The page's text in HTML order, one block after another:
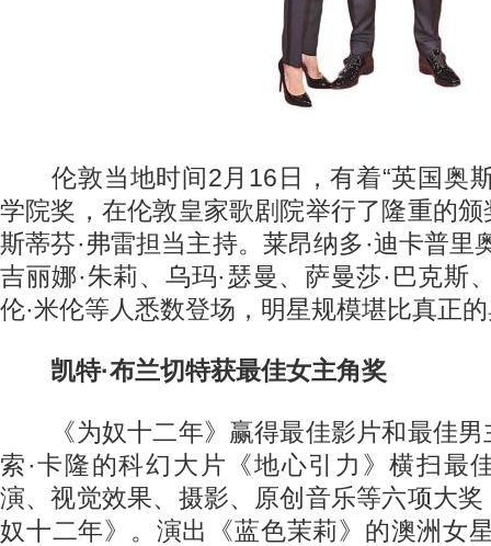
伦敦当地时间2月16日，有着“英国奥
学院奖，在伦敦皇家歌剧院举行了隆重的
斯蒂芬·弗雷担当主持。莱昂纳多·迪卡普里
吉丽娜·朱莉、乌玛·瑟曼、萨曼莎·巴克斯
伦·米伦等人悉数登场，明星规模堪比真正
凯特·布兰切特获最佳女主角奖
《为奴十二年》赢得最佳影片和最佳男
索·卡隆的科幻大片《地心引力》横扫最
演、视觉效果、摄影、原创音乐等六项大
奴十二年》。演出《蓝色茉莉》的澳洲女